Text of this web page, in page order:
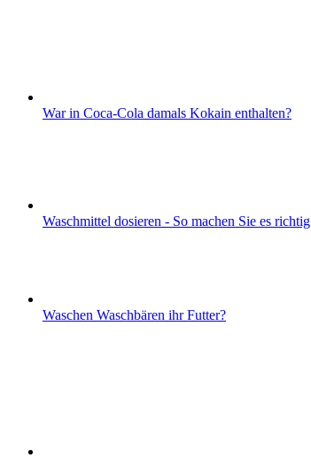
War in Coca-Cola damals Kokain enthalten?
Waschmittel dosieren - So machen Sie es richtig
Waschen Waschbären ihr Futter?